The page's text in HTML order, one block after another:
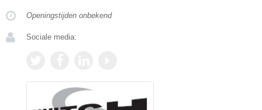
Openingstijden onbekend
Sociale media: